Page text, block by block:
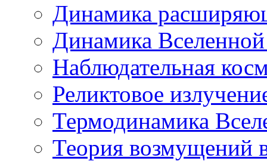
Динамика
Динамика
Наблюдательная
Реликтовое
Термодинамика
Теория возмущений